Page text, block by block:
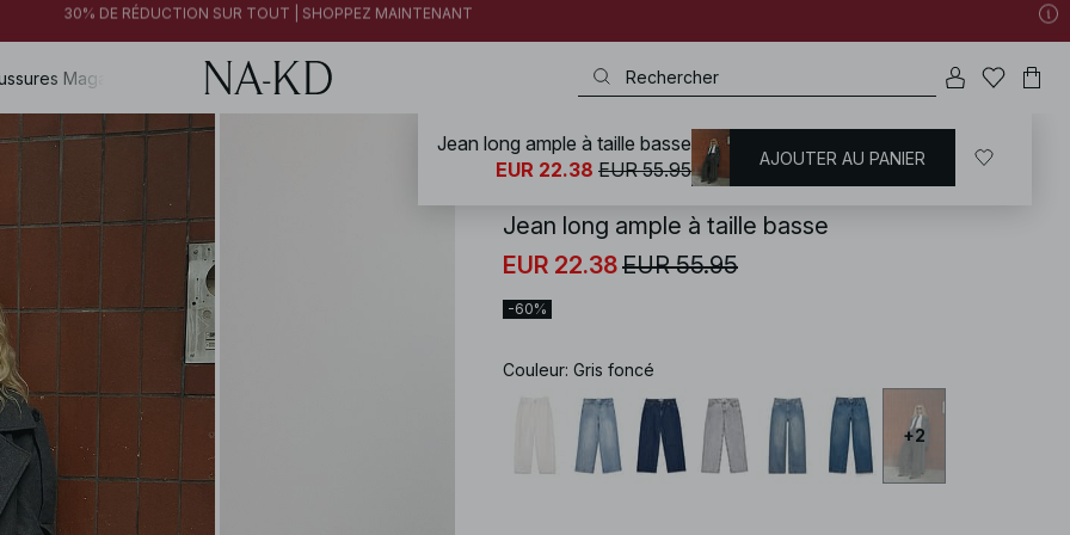
FINAL SALE | SHOPPEZ MAINTENANT
FINAL SALE | SHOPPEZ MAINTENANT
30% DE RÉDUCTION SUR TOUT | SHOPPEZ MAINTENANT
Magazine
NA-KD / Jean / Jeans taille basse
Jean long ample à taille basse
EUR 22.38EUR 55.95
-60%
Couleur: Gris foncé
+2
Jean long ample à taille basse
EUR 22.38 EUR 55.95 AJOUTER AU PANIER